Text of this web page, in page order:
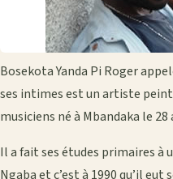
Bosekota Yanda Pi Roger
ses intimes est un artiste
musiciens né à Mbandaka le 28
Il a fait ses études primaires à
Ngaba et c’est à 1990 qu’il eut